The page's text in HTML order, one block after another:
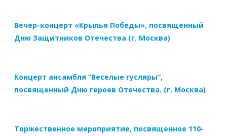
Вечер-концерт «Крылья Победы», посвященный
Дню Защитников Отечества (г. Москва)
Концерт ансамбля “Веселые гусляры”,
посвященный Дню героев Отечества. (г. Москва)
Торжественное мероприятие, посвященное 110-